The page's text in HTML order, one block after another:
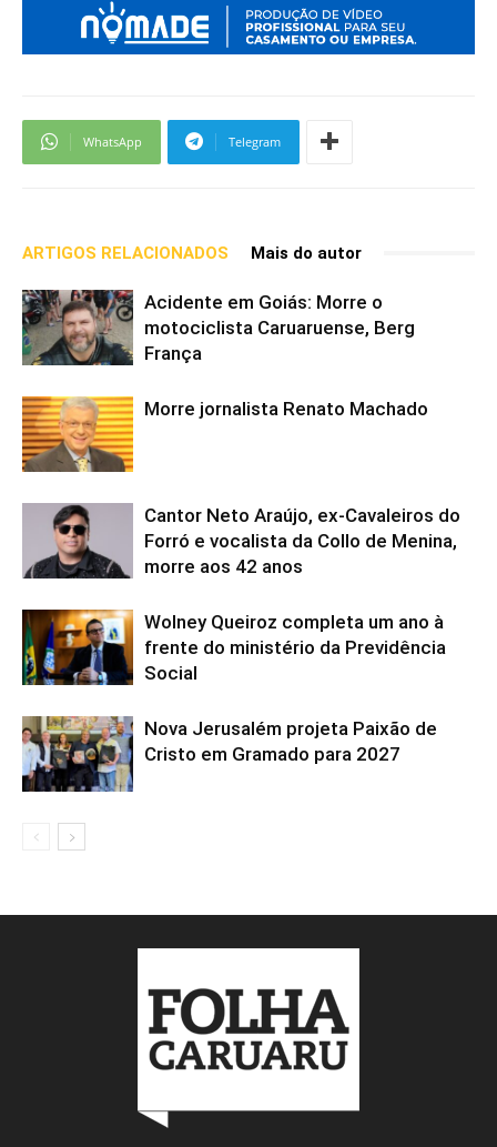
WhatsApp Telegram
ARTIGOS RELACIONADOS Mais do autor
Acidente em Goiás: Morre o
motociclista Caruaruense, Berg
França
Morre jornalista Renato Machado
Cantor Neto Araújo, ex-Cavaleiros do
Forró e vocalista da Collo de Menina,
morre aos 42 anos
Wolney Queiroz completa um ano à
frente do ministério da Previdência
Social
Nova Jerusalém projeta Paixão de
Cristo em Gramado para 2027